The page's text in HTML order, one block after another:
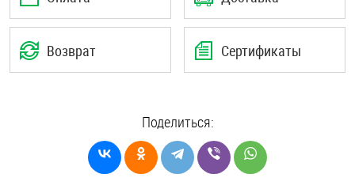
Возврат Сертификаты
Поделиться: